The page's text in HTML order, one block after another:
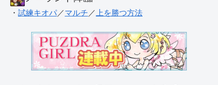
・ 試練キオパ ／マルチ ／ 上を勝つ方法